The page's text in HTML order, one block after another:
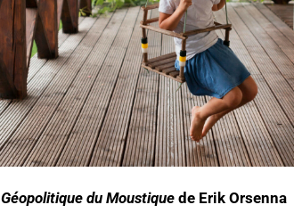
Géopolitique du Moustique de Erik Orsenna